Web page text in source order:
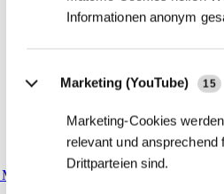
Informationen anonym
Marketing (YouTube) 15
Marketing-Cookies
relevant und
Drittparteien sind.